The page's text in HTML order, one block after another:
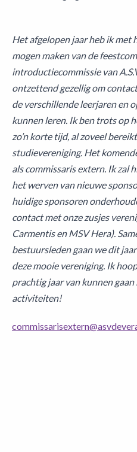
Het afgelopen jaar heb ik met
mogen maken van de
introductiecommissie van
ontzettend gezellig om
de verschillende leerjaren en
kunnen leren. Ik ben trots op
zo’n korte tijd, al zoveel
studievereniging. Het
als commissaris extern. Ik zal
het werven van nieuwe
huidige sponsoren
contact met onze zusjes
Carmentis en MSV Hera).
bestuursleden gaan we dit
deze mooie vereniging. Ik
prachtig jaar van kunnen
activiteiten!